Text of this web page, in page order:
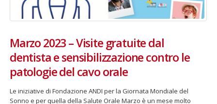
Marzo 2023 – Visite gratuite dal
dentista e sensibilizzazione contro le
patologie del cavo orale
Le iniziative di Fondazione ANDI per la Giornata Mondiale del
Sonno e per quella della Salute Orale Marzo è un mese molto